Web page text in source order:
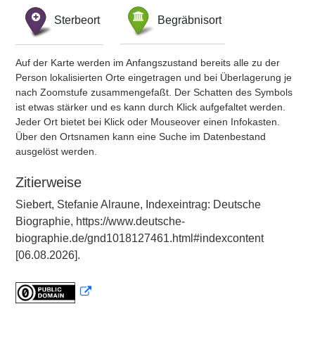
Sterbeort Begräbnisort
Auf der Karte werden im Anfangszustand bereits alle zu der
Person lokalisierten Orte eingetragen und bei Überlagerung je
nach Zoomstufe zusammengefaßt. Der Schatten des Symbols
ist etwas stärker und es kann durch Klick aufgefaltet werden.
Jeder Ort bietet bei Klick oder Mouseover einen Infokasten.
Über den Ortsnamen kann eine Suche im Datenbestand
ausgelöst werden.
Zitierweise
Siebert, Stefanie Alraune, Indexeintrag: Deutsche
Biographie, https://www.deutsche-
biographie.de/gnd1018127461.html#indexcontent
[06.08.2026].